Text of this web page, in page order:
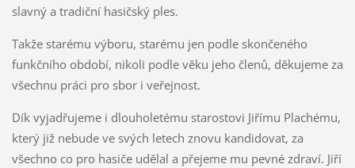
slavný a tradiční hasičský ples.
Takže starému výboru, starému jen podle skončeného
funkčního období, nikoli podle věku jeho členů, děkujeme za
všechnu práci pro sbor i veřejnost.
Dík vyjadřujeme i dlouholetému starostovi Jiřímu Plachému,
který již nebude ve svých letech znovu kandidovat, za
všechno co pro hasiče udělal a přejeme mu pevné zdraví. Jiří